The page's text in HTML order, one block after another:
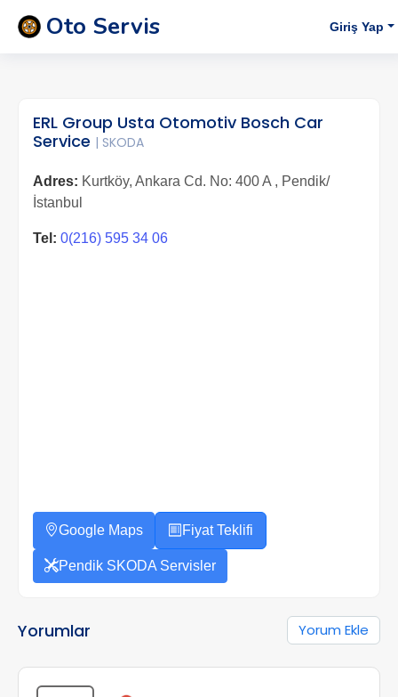
Oto Servis Giriş Yap
ERL Group Usta Otomotiv Bosch Car
Service | SKODA
Adres: Kurtköy, Ankara Cd. No: 400 A , Pendik/
İstanbul
Tel: 0(216) 595 34 06
Google Maps Fiyat Teklifi
Pendik SKODA Servisler
Yorumlar Yorum Ekle